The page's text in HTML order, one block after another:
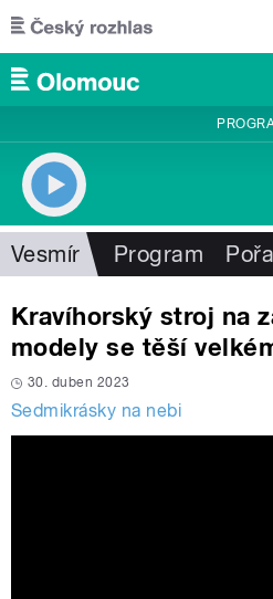
Přejít k hlavnímu obsahu
Vesmír Program
Kravíhorský stroj na
modely se těší
30. duben 2023
Sedmikrásky na nebi